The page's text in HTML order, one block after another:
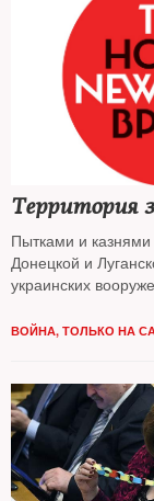
Территория
Пытками и
Донецкой и
украинских
ВОЙНА, ТОЛЬКО НА